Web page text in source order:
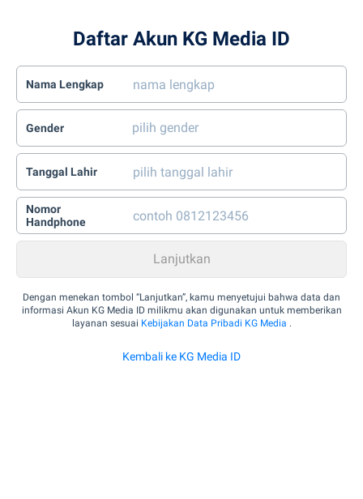
Daftar Akun KG Media ID
Nama Lengkap
Gender
Tanggal Lahir
Nomor
Handphone
Dengan menekan tombol “Lanjutkan”, kamu menyetujui bahwa data dan
informasi Akun KG Media ID milikmu akan digunakan untuk memberikan
layanan sesuai Kebijakan Data Pribadi KG Media .
Kembali ke KG Media ID